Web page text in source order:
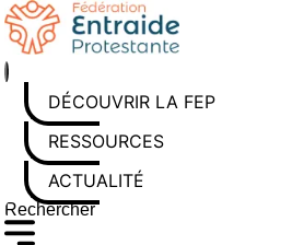
Aller
au
contenu
DÉCOUVRIR LA FEP
RESSOURCES
ACTUALITÉS
Rechercher sur le site
Saisissez au moins 3 caractères